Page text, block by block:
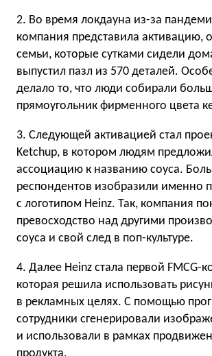
2. Во время локдауна из-за
компания представила
семьи, которые сутками сидели
выпустил пазл из 570 деталей.
делало то, что люди собирали
прямоугольник фирменного цвета
3. Следующей активацией стал
Ketchup, в котором людям
ассоциацию к названию соуса.
респондентов изобразили именно
с логотипом Heinz. Так, компания
превосходство над другими
соуса и свой след в поп-культуре.
4. Далее Heinz стала первой FMCG-
которая решила использовать
в рекламных целях. С помощью
сотрудники сгенерировали
и использовали в рамках